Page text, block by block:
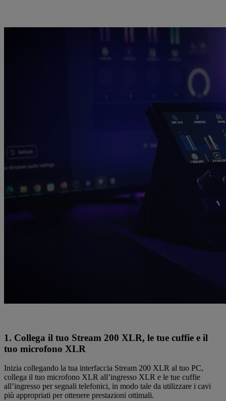
1. Collega il tuo Stream 200 XLR, le tue cuffie e il
tuo microfono XLR
Inizia collegando la tua interfaccia Stream 200 XLR al tuo PC,
collega il tuo microfono XLR all’ingresso XLR e le tue cuffie
all’ingresso per segnali telefonici, in modo tale da utilizzare i cavi
più appropriati per ottenere prestazioni ottimali.